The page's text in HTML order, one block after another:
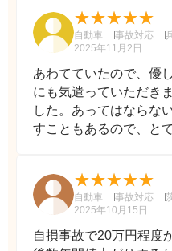
自動車 事故対応
2025年11月2日
あわてていたので、優
にも気遣っていただき
した。あってはならな
すこともあるので、と
自動車 事故対応
2025年10月15日
自損事故で20万円程度